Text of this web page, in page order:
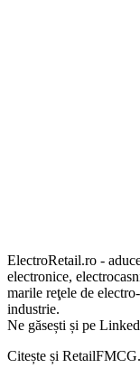
ElectroRetail.ro -
electronice,
marile reţele de
industrie.
Ne găsești și pe
Citește și